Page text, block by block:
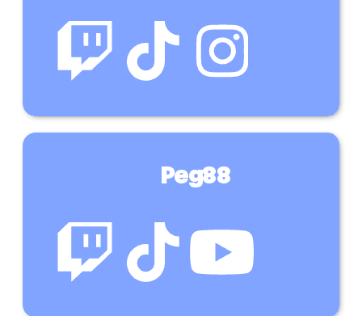
Peg88